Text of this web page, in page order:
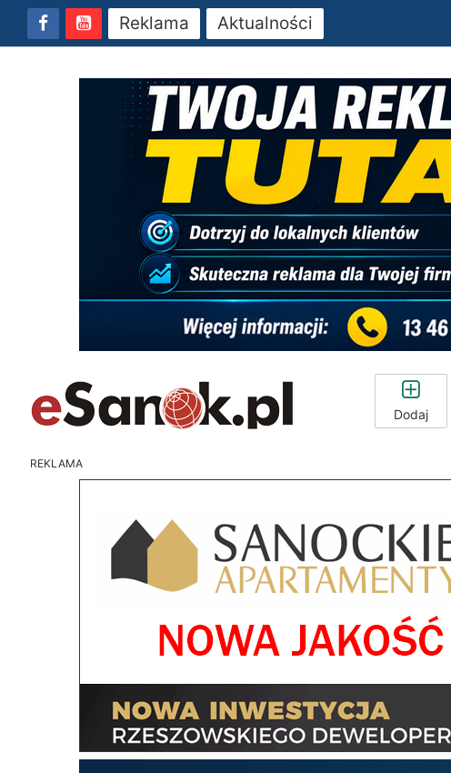
Reklama Aktualności
Dodaj
REKLAMA